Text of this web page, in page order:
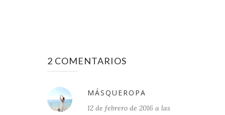
2 COMENTARIOS
MÁSQUEROPA
12 de febrero de 2016 a las